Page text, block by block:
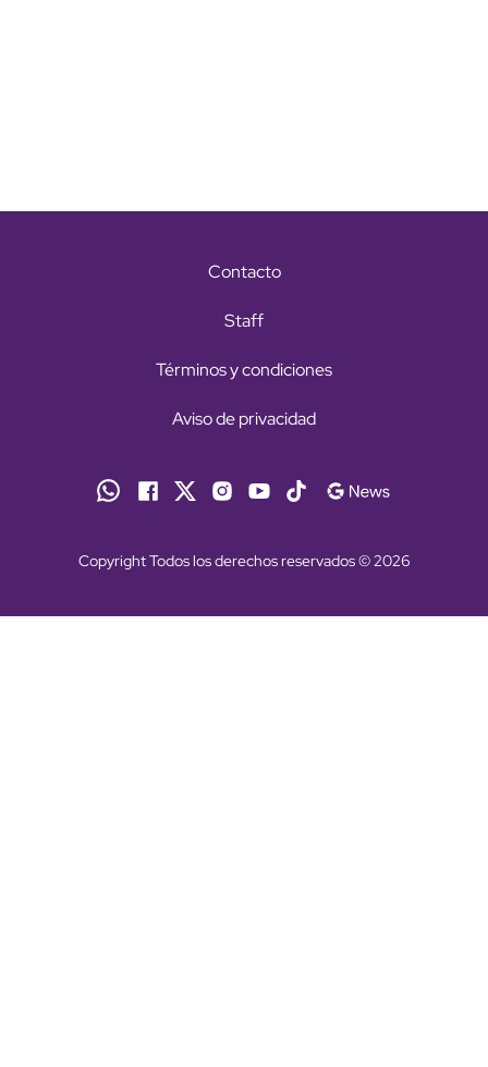
Contacto
Staff
Términos y condiciones
Aviso de privacidad
Copyright Todos los derechos reservados © 2026